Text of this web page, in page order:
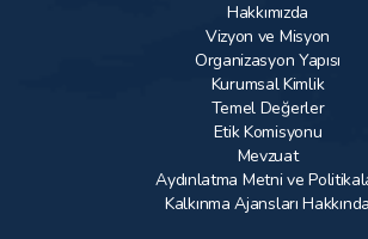
Hakkımızda
Vizyon ve Misyon
Organizasyon Yapısı
Kurumsal Kimlik
Temel Değerler
Etik Komisyonu
Mevzuat
Aydınlatma Metni ve
Kalkınma Ajansları Hakkında